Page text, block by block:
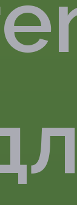
на комплексную
с
для
и
урологом;
по